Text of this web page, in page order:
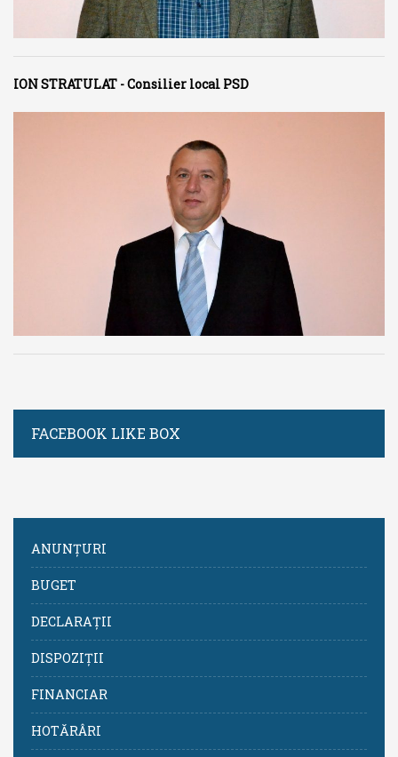
ION STRATULAT - Consilier local PSD
FACEBOOK LIKE BOX
ANUNȚURI
BUGET
DECLARAȚII
DISPOZIȚII
FINANCIAR
HOTĂRÂRI